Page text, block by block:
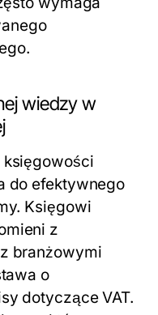
wiedzy w
do efektywnego
Księgowi
z
branżowymi
o
dotyczące VAT.